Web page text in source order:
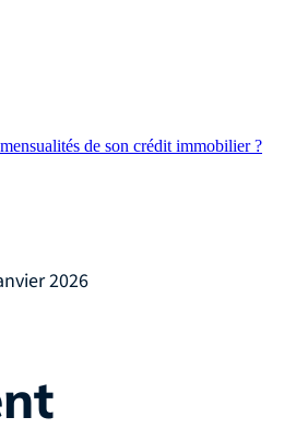
de son crédit immobilier ?
2026